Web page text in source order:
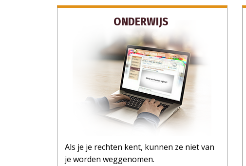
ONDERWIJS
Als je je rechten kent, kunnen ze niet van
je worden weggenomen.